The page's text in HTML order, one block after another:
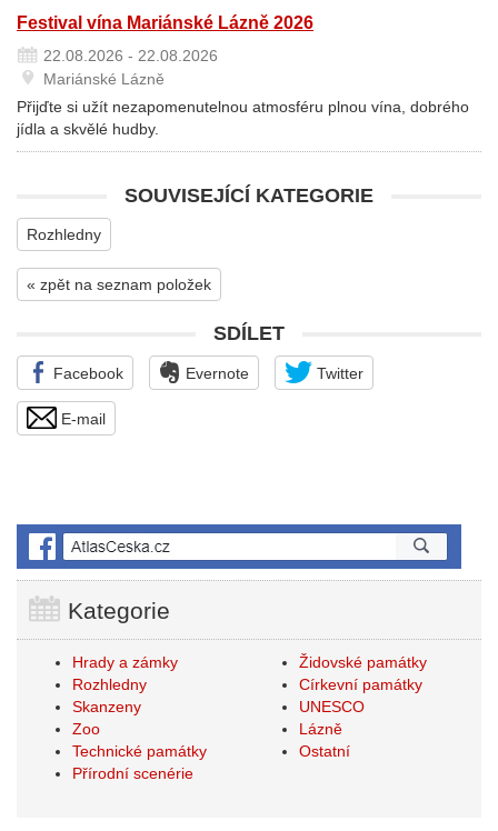
Festival vína Mariánské Lázně 2026
22.08.2026 - 22.08.2026
Mariánské Lázně
Přijďte si užít nezapomenutelnou atmosféru plnou vína, dobrého
jídla a skvělé hudby.
SOUVISEJÍCÍ KATEGORIE
Rozhledny
« zpět na seznam položek
SDÍLET
Facebook Evernote Twitter
E-mail
Kategorie
Hrady a zámky
Rozhledny
Skanzeny
Zoo
Technické památky
Přírodní scenérie
Židovské památky
Církevní památky
UNESCO
Lázně
Ostatní